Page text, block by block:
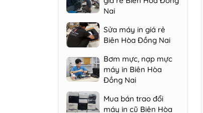
Sửa máy in giá rẻ
Bơm mực, nạp mực
máy in Biên Hòa
Đồng Nai
Mua bán trao đổi
máy in cũ Biên Hòa
Cho thuê máy